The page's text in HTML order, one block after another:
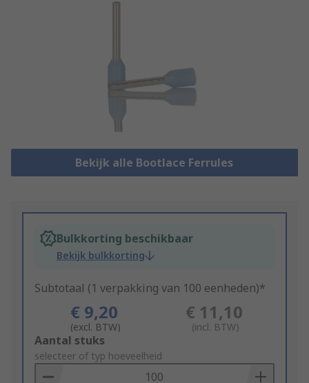
Bekijk alle Bootlace Ferrules
Bulkkorting beschikbaar
Bekijk bulkkorting
Subtotaal (1 verpakking van 100 eenheden)*
€ 9,20
(excl. BTW)
€ 11,10
(incl. BTW)
Add
to
Basket
Aantal stuks
selecteer of typ hoeveelheid